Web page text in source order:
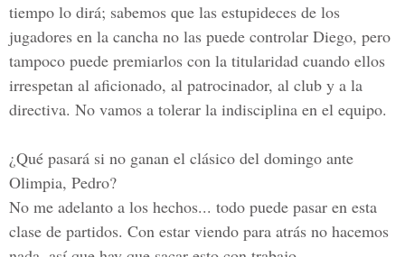
tiempo lo dirá; sabemos que las estupideces de los
jugadores en la cancha no las puede controlar Diego, pero
tampoco puede premiarlos con la titularidad cuando ellos
irrespetan al aficionado, al patrocinador, al club y a la
directiva. No vamos a tolerar la indisciplina en el equipo.
¿Qué pasará si no ganan el clásico del domingo ante
Olimpia, Pedro?
No me adelanto a los hechos... todo puede pasar en esta
clase de partidos. Con estar viendo para atrás no hacemos